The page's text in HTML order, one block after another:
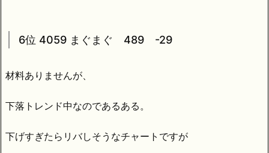
6位 4059 まぐまぐ 489 -29
材料ありませんが、
下落トレンド中なのであるある。
下げすぎたらリバしそうなチャートですが